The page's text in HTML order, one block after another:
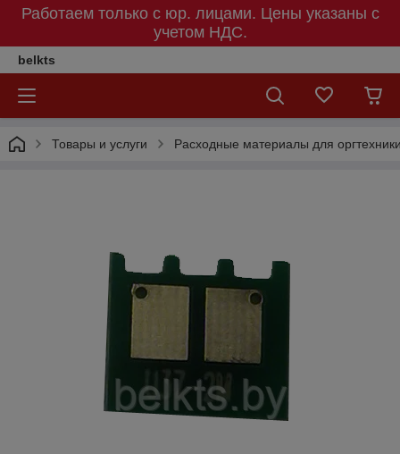
Работаем только с юр. лицами. Цены указаны c
учетом НДС.
belkts
Товары и услуги Расходные материалы для